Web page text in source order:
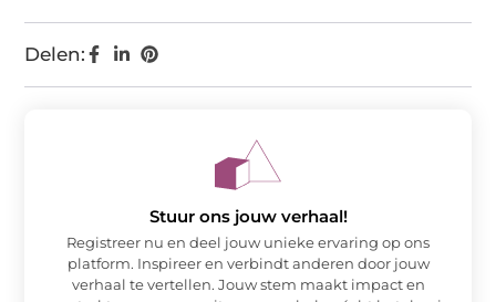
Delen:
Stuur ons jouw verhaal!
Registreer nu en deel jouw unieke ervaring op ons
platform. Inspireer en verbindt anderen door jouw
verhaal te vertellen. Jouw stem maakt impact en